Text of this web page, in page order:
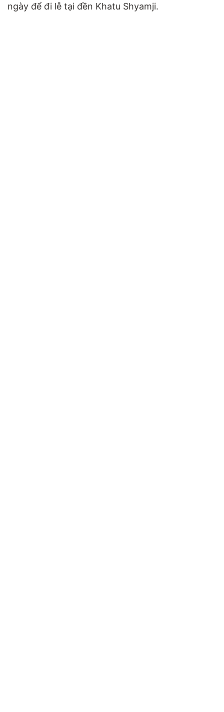
ngày để đi lễ tại đền Khatu Shyamji.